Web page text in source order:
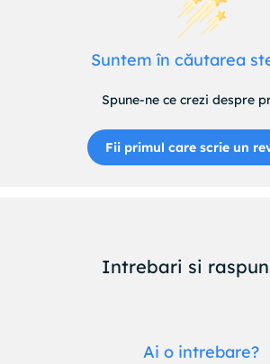
Suntem în căutarea
Spune-ne ce crezi despre
Fii primul care scrie un
Intrebari si
Ai o intrebare?